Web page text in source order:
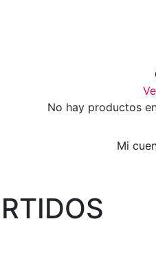
No hay productos
Mi